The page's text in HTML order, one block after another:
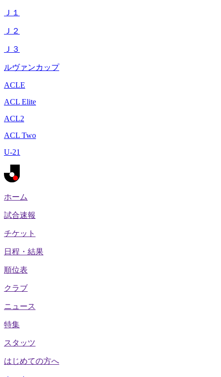
Ｊ１
Ｊ２
Ｊ３
ルヴァンカップ
ACLE
ACL Elite
ACL2
ACL Two
U-21
ホーム
試合速報
チケット
日程・結果
順位表
クラブ
ニュース
特集
スタッツ
はじめての方へ